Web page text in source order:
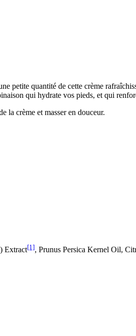
petite quantité de cette crème
qui hydrate vos pieds, et qui
la crème et masser en douceur.
Extract[1], Prunus Persica Kernel Oil,